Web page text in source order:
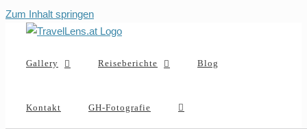
Zum Inhalt springen
Gallery Reiseberichte Blog
Kontakt GH-Fotografie